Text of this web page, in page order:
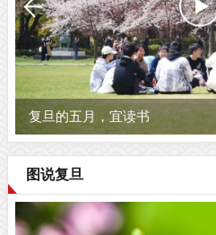
复旦的五月，宜读书
图说复旦